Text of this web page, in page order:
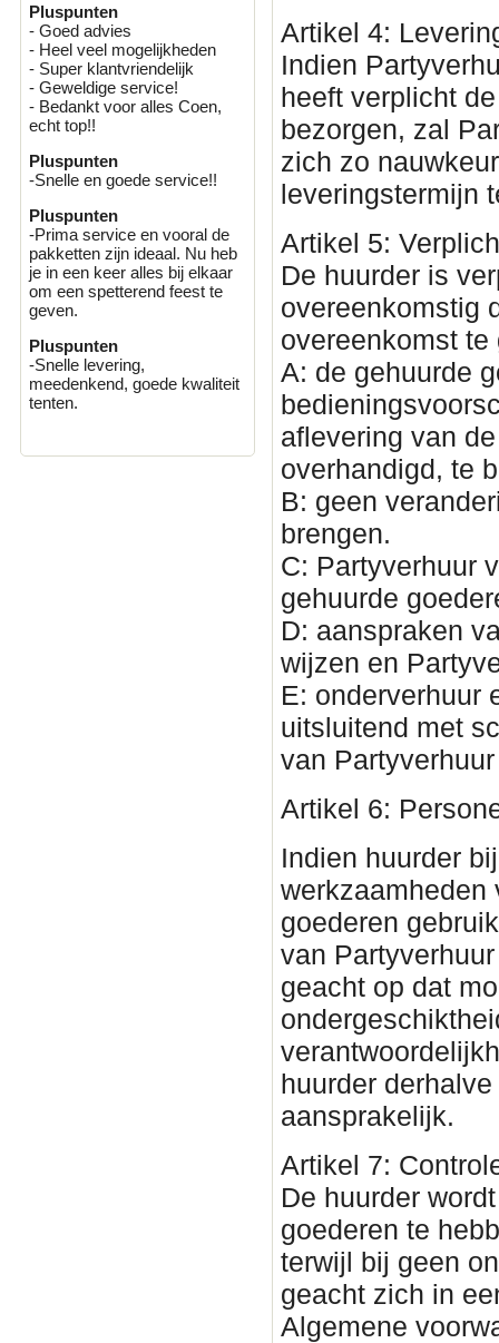
Pluspunten
- Goed advies
- Heel veel mogelijkheden
- Super klantvriendelijk
- Geweldige service!
- Bedankt voor alles Coen,
echt top!!
Pluspunten
-Snelle en goede service!!
Pluspunten
-Prima service en vooral de
pakketten zijn ideaal. Nu heb
je in een keer alles bij elkaar
om een spetterend feest te
geven.
Pluspunten
-Snelle levering,
meedenkend, goede kwaliteit
tenten.
Artikel 4:
Indien
heeft verplicht
bezorgen, zal
zich zo
leveringstermijn
Artikel 5:
De huurder is
overeenkomstig
overeenkomst
A: de gehuurde
aflevering van
overhandigd, te
B: geen
brengen.
C: Partyverhuur
gehuurde
D: aanspraken
wijzen en
E: onderverhuur
uitsluitend met
van
Artikel 6:
Indien huurder
werkzaamheden
goederen
van
geacht op dat
huurder
aansprakelijk.
Artikel 7:
De huurder
goederen te
terwijl bij geen
geacht zich in
Algemene